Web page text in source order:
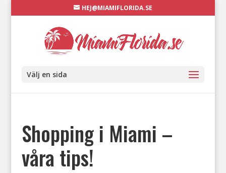
HEJ@MIAMIFLORIDA.SE
Välj en sida
Shopping i Miami –
våra tips!